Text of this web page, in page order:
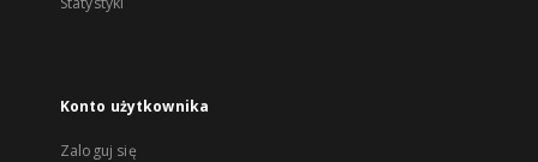
Konto użytkownika
Zaloguj się